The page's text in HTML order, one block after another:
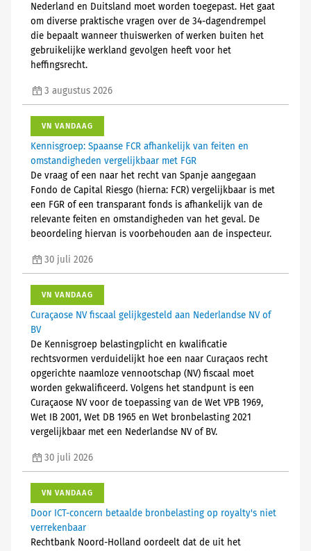
Nederland en Duitsland moet worden toegepast. Het gaat
om diverse praktische vragen over de 34-dagendrempel
die bepaalt wanneer thuiswerken of werken buiten het
gebruikelijke werkland gevolgen heeft voor het
heffingsrecht.
3 augustus 2026
VN VANDAAG
Kennisgroep: Spaanse FCR afhankelijk van feiten en
omstandigheden vergelijkbaar met FGR
De vraag of een naar het recht van Spanje aangegaan
Fondo de Capital Riesgo (hierna: FCR) vergelijkbaar is met
een FGR of een transparant fonds is afhankelijk van de
relevante feiten en omstandigheden van het geval. De
beoordeling hiervan is voorbehouden aan de inspecteur.
30 juli 2026
VN VANDAAG
Curaçaose NV fiscaal gelijkgesteld aan Nederlandse NV of
BV
De Kennisgroep belastingplicht en kwalificatie
rechtsvormen verduidelijkt hoe een naar Curaçaos recht
opgerichte naamloze vennootschap (NV) fiscaal moet
worden gekwalificeerd. Volgens het standpunt is een
Curaçaose NV voor de toepassing van de Wet VPB 1969,
Wet IB 2001, Wet DB 1965 en Wet bronbelasting 2021
vergelijkbaar met een Nederlandse NV of BV.
30 juli 2026
VN VANDAAG
Door ICT-concern betaalde bronbelasting op royalty's niet
verrekenbaar
Rechtbank Noord-Holland oordeelt dat de uit het